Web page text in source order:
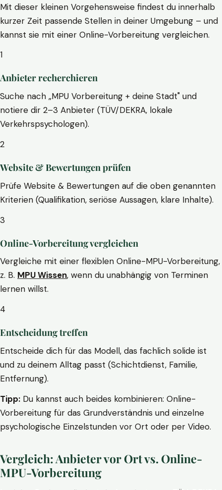
Mit dieser kleinen Vorgehensweise findest du innerhalb
kurzer Zeit passende Stellen in deiner Umgebung – und
kannst sie mit einer Online-Vorbereitung vergleichen.
1
Anbieter recherchieren
Suche nach „MPU Vorbereitung + deine Stadt" und
notiere dir 2–3 Anbieter (TÜV/DEKRA, lokale
Verkehrspsychologen).
2
Website & Bewertungen prüfen
Prüfe Website & Bewertungen auf die oben genannten
Kriterien (Qualifikation, seriöse Aussagen, klare Inhalte).
3
Online-Vorbereitung vergleichen
Vergleiche mit einer flexiblen Online-MPU-Vorbereitung,
z. B. MPU Wissen, wenn du unabhängig von Terminen
lernen willst.
4
Entscheidung treffen
Entscheide dich für das Modell, das fachlich solide ist
und zu deinem Alltag passt (Schichtdienst, Familie,
Entfernung).
Tipp: Du kannst auch beides kombinieren: Online-
Vorbereitung für das Grundverständnis und einzelne
psychologische Einzelstunden vor Ort oder per Video.
Vergleich: Anbieter vor Ort vs. Online-
MPU-Vorbereitung